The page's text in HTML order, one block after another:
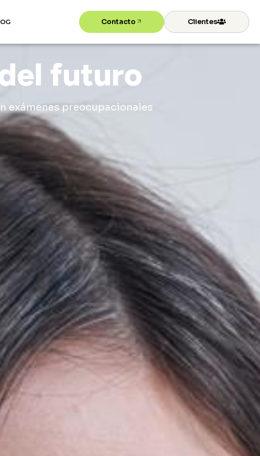
Contacto Clientes
futuro
exámenes preocupacionales